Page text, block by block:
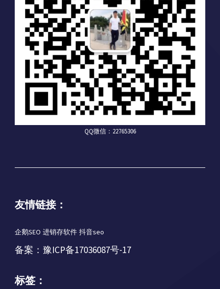
QQ微信：22765306
友情链接：
企鹅SEO 进销存软件 抖音seo
备案： 豫ICP备17036087号-17
标签：